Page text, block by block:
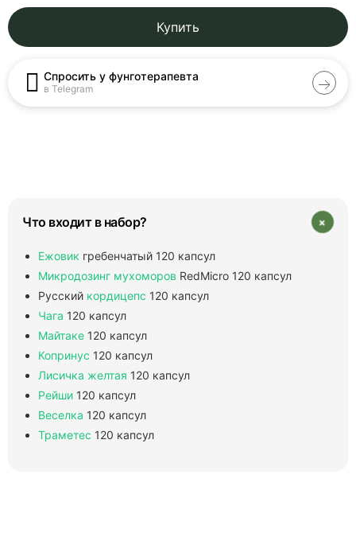
Купить
Спросить у фунготерапевта
в Telegram
Что входит в набор? +
Ежовик гребенчатый 120 капсул
Микродозинг мухоморов RedMicro 120 капсул
Русский кордицепс 120 капсул
Чага 120 капсул
Майтаке 120 капсул
Копринус 120 капсул
Лисичка желтая 120 капсул
Рейши 120 капсул
Веселка 120 капсул
Траметес 120 капсул